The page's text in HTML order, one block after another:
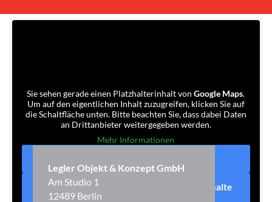
Sie sehen gerade einen Platzhalterinhalt vonGoogle Maps.
Um auf den eigentlichen Inhalt zuzugreifen, klicken Sie auf
die Schaltfläche unten. Bitte beachten Sie, dass dabei Daten
an Drittanbieter weitergegeben werden.
Mehr Informationen
Erforderlichen Service akzeptieren und Inhalte
Legler Objekt & Konzept GmbH
Am Studio 1
12489 Berlin